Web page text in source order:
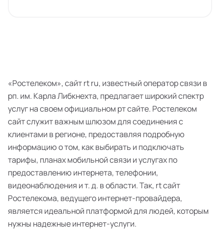
«Ростелеком», сайт rt ru, известный оператор связи в
рп. им. Карла Либкнехта, предлагает широкий спектр
услуг на своем официальном рт сайте. Ростелеком
сайт служит важным шлюзом для соединения с
клиентами в регионе, предоставляя подробную
информацию о том, как выбирать и подключать
тарифы, планах мобильной связи и услугах по
предоставлению интернета, телефонии,
видеонаблюдения и т. д. в области. Так, rt сайт
Ростелекома, ведущего интернет-провайдера,
является идеальной платформой для людей, которым
нужны надежные интернет-услуги.